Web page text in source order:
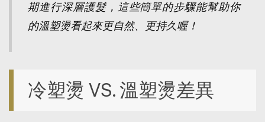
期進行深層護髮，這些簡單的步驟能幫助你
的溫塑燙看起來更自然、更持久喔！
冷塑燙 VS. 溫塑燙差異